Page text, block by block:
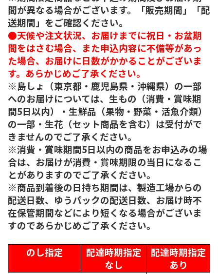
間が異なる場合がございます。「販売期間」「配
送期間」をご確認ください。
●天候や注文状況、お届けまでに祝日・お盆期
間をはさむ場合、また申込内容に不備等があっ
た場合、お届けに日数がかかることがございま
す。あらかじめご了承ください。
※島しょ（東京都・鹿児島県・沖縄県）の一部
へのお届けについては、生もの（消費・賞味期
間5日以内）・生鮮品（果物・野菜・活魚介類）
の一部・生花（セット商品を含む）は受付がで
きませんのでご了承ください。
※消費・賞味期間5日以内の商品をお申込みの場
合は、お届けが消費・賞味期限の当日になるこ
とがありますのでご了承ください。
※商品到着後の日持ち期間は、製造工場からの
配送日数、ゆうパックの配送日数、お届け時不
在保管期間などにより短くなる場合がございま
すのであらかじめご了承ください。
のし指定
配達時期指定
なし
配達時期指定
あり